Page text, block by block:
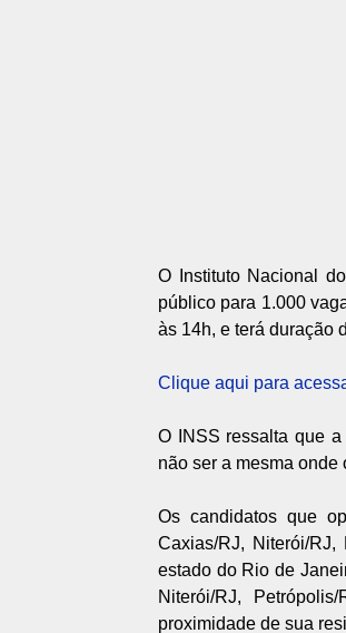
O Instituto Nacional
público para 1.000
às 14h, e terá duração
Clique aqui para
O INSS ressalta que
não ser a mesma onde
Os candidatos que
Caxias/RJ, Niterói/
estado do Rio de
Niterói/RJ,
proximidade de sua